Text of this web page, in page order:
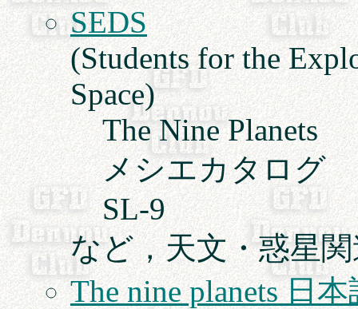
SEDS
(Students for the
Space)
The Nine Planets
メシエカタログ
SL-9
など，天文・惑星
The nine planets 日